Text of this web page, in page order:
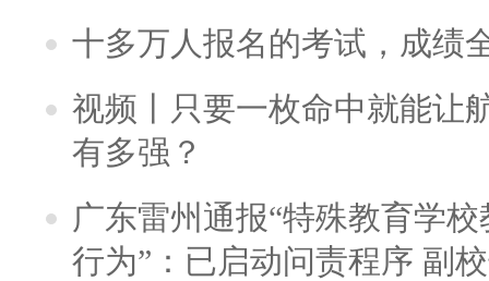
十多万人报名的考试，成绩
视频丨只要一枚命中就能让
有多强？
广东雷州通报“特殊教育学
行为”：已启动问责程序 副